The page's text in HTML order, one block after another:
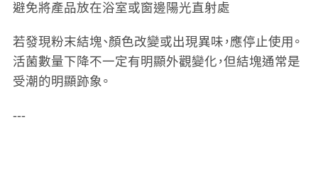
避免將產品放在浴室或窗邊陽光直射處
若發現粉末結塊、顏色改變或出現異味，應停止使用。
活菌數量下降不一定有明顯外觀變化，但結塊通常是
受潮的明顯跡象。
---